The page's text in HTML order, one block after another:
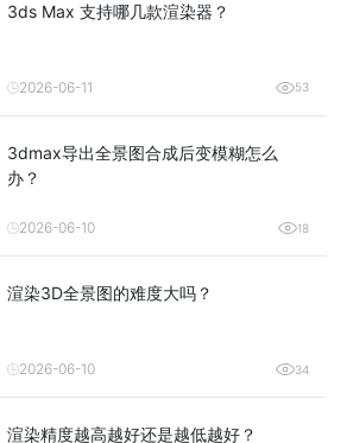
3ds Max 支持哪几款渲染器？
2026-06-11 53
3dmax导出全景图合成后变模糊怎么
办？
2026-06-10 18
渲染3D全景图的难度大吗？
2026-06-10 34
渲染精度越高越好还是越低越好？